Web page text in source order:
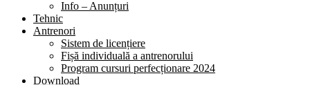
Info – Anunțuri
Tehnic
Antrenori
Sistem de licențiere
Fișă individuală a antrenorului
Program cursuri perfecționare 2024
Download